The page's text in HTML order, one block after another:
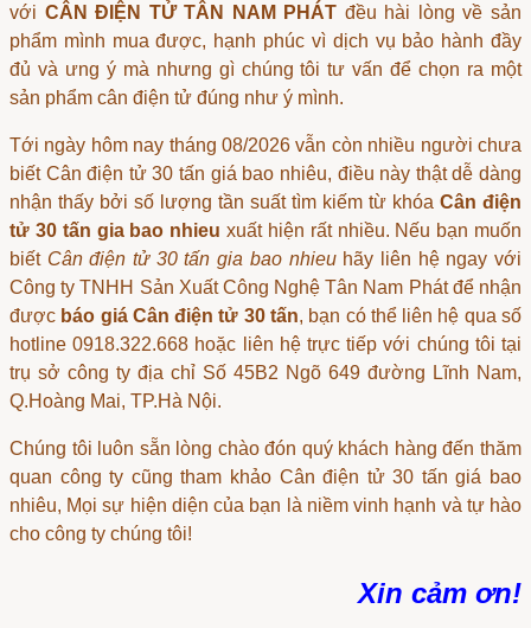
với CÂN ĐIỆN TỬ TÂN NAM PHÁT đều hài lòng về sản
phẩm mình mua được, hạnh phúc vì dịch vụ bảo hành đầy
đủ và ưng ý mà nhưng gì chúng tôi tư vấn để chọn ra một
sản phẩm cân điện tử đúng như ý mình.
Tới ngày hôm nay tháng 08/2026 vẫn còn nhiều người chưa
biết Cân điện tử 30 tấn giá bao nhiêu, điều này thật dễ dàng
nhận thấy bởi số lượng tần suất tìm kiếm từ khóa Cân điện
tử 30 tấn gia bao nhieu xuất hiện rất nhiều. Nếu bạn muốn
biết Cân điện tử 30 tấn gia bao nhieuhãy liên hệ ngay với
Công ty TNHH Sản Xuất Công Nghệ Tân Nam Phát để nhận
được báo giá Cân điện tử 30 tấn, bạn có thể liên hệ qua số
hotline 0918.322.668 hoặc liên hệ trực tiếp với chúng tôi tại
trụ sở công ty địa chỉ Số 45B2 Ngõ 649 đường Lĩnh Nam,
Q.Hoàng Mai, TP.Hà Nội.
Chúng tôi luôn sẵn lòng chào đón quý khách hàng đến thăm
quan công ty cũng tham khảo Cân điện tử 30 tấn giá bao
nhiêu, Mọi sự hiện diện của bạn là niềm vinh hạnh và tự hào
cho công ty chúng tôi!
Xin cảm ơn!